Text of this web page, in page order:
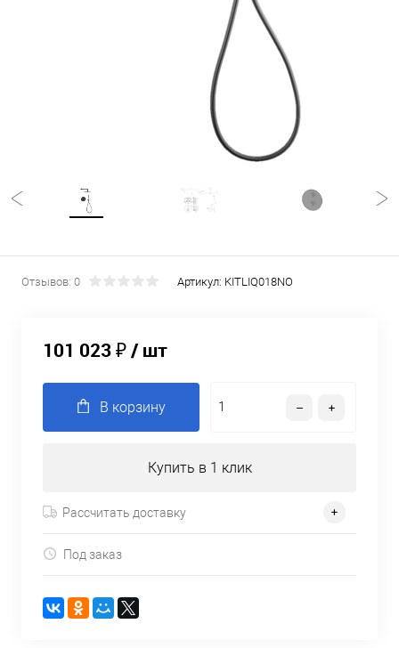
Отзывов: 0 Артикул: KITLIQ018NO
101 023 ₽/ шт
В корзину
Купить в 1 клик
Рассчитать доставку
Под заказ